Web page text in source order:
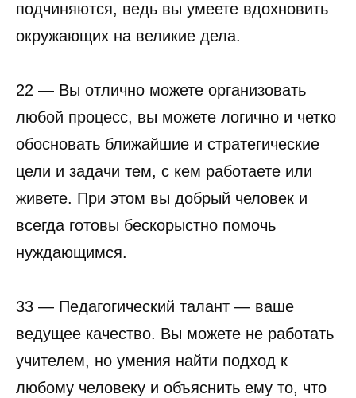
подчиняются, ведь вы умеете вдохновить
окружающих на великие дела.
22 — Вы отлично можете организовать
любой процесс, вы можете логично и четко
обосновать ближайшие и стратегические
цели и задачи тем, с кем работаете или
живете. При этом вы добрый человек и
всегда готовы бескорыстно помочь
нуждающимся.
33 — Педагогический талант — ваше
ведущее качество. Вы можете не работать
учителем, но умения найти подход к
любому человеку и объяснить ему то, что